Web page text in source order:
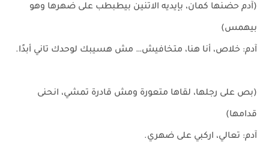
(آدم حضنها كمان، بإيديه الاتنين بيطبطب على ضهرها وهو
بيهمس)
آدم: خلاص، أنا هنا، متخافيش… مش هسيبك لوحدك تاني أبدًا.
(بص على رجلها، لقاها متعورة ومش قادرة تمشي، انحنى
قدامها)
آدم: تعالي، اركبي على ضهري.